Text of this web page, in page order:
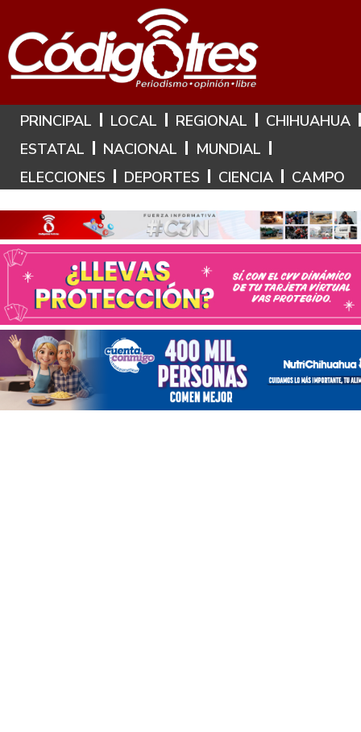
Hoy es: 6 de Agosto de 2026
PRINCIPAL LOCAL REGIONAL
CHIHUAHUA
ESTATAL
NACIONAL
MUNDIAL
ELECCIONES
DEPORTES CIENCIA CAMPO